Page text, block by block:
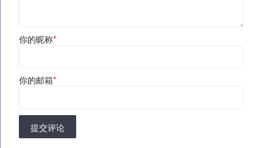
你的昵称*
你的邮箱*
提交评论